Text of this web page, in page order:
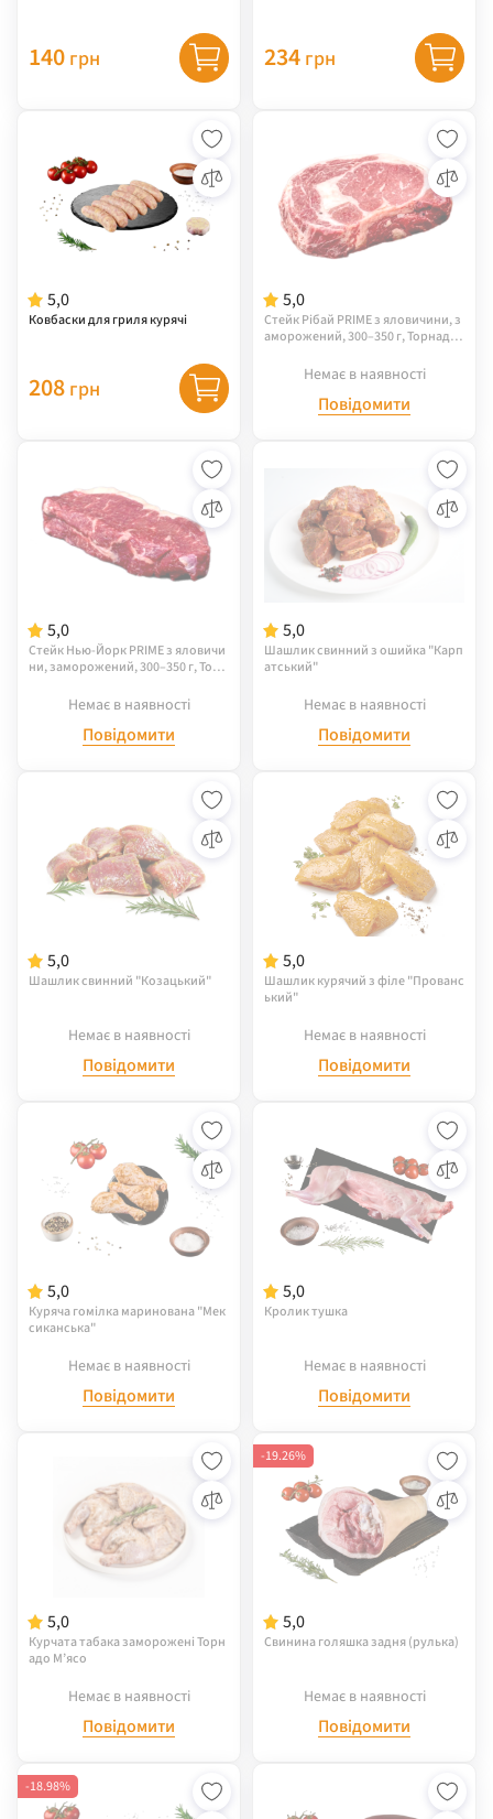
140 грн 234 грн
5,0
Ковбаски для гриля курячі
208 грн
5,0
Стейк Рібай PRIME з яловичини, з
аморожений, 300–350 г, Торнадо
Немає в наявності
Повідомити
5,0
Стейк Нью-Йорк PRIME з яловичи
ни, заморожений, 300–350 г, Торн
Немає в наявності
Повідомити
5,0
Шашлик свинний з ошийка "Карп
атський"
Немає в наявності
Повідомити
5,0
Шашлик свинний "Козацький"
Немає в наявності
Повідомити
5,0
Шашлик курячий з філе "Прованс
ький"
Немає в наявності
Повідомити
5,0
Куряча гомілка маринована "Мек
сиканська"
Немає в наявності
Повідомити
5,0
Кролик тушка
Немає в наявності
Повідомити
5,0
Курчата табака заморожені Торн
адо М’ясо
Немає в наявності
Повідомити
5,0
Свинина голяшка задня (рулька)
-19.26%
Немає в наявності
Повідомити
-18.98%